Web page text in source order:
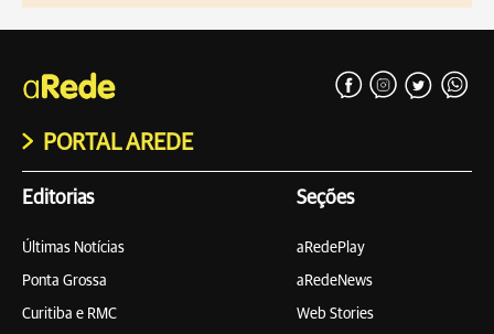
PORTAL AREDE
Editorias
Últimas Notícias
Ponta Grossa
Curitiba e RMC
Seções
aRedePlay
aRedeNews
Web Stories